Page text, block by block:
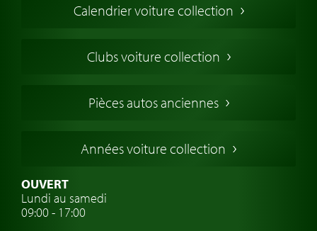
Voiture Collection Europe
Voitures Anglaises
Voitures Allemandes
Voitures Suédoises
Assurance voiture de collection
Clubs de voitures classiques
Calendrier voiture collection
Clubs voiture collection
Pièces autos anciennes
Années voiture collection
OUVERT
Lundi au samedi
09:00 - 17:00